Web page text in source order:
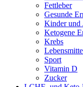
Fettleber
Gesunde
Kinder und
Ketogene
Krebs
Sport
Vitamin D
Zucker